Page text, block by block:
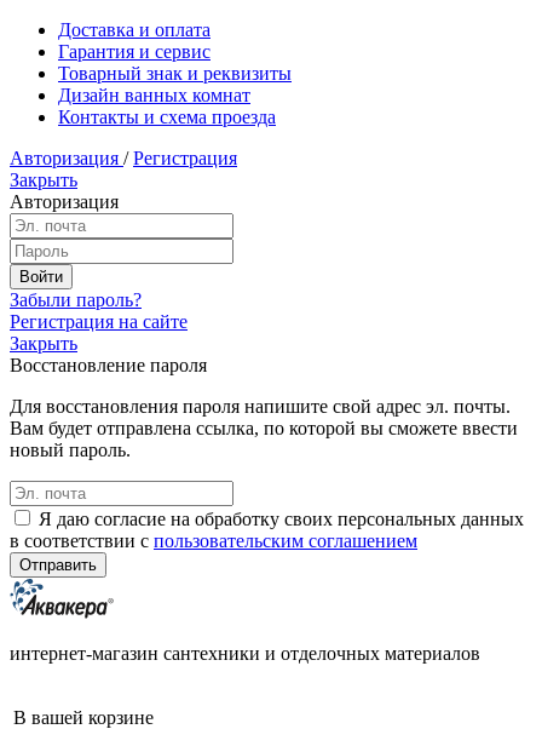
Доставка и оплата
Гарантия и сервис
Товарный знак и реквизиты
Дизайн ванных комнат
Контакты и схема проезда
Авторизация / Регистрация
Закрыть
Авторизация
Забыли пароль?
Регистрация на сайте
Закрыть
Восстановление пароля
Для восстановления пароля напишите свой адрес эл. почты.
Вам будет отправлена ссылка, по которой вы сможете ввести
новый пароль.
Я даю согласие на обработку своих персональных данных
в соответствии с пользовательским соглашением
интернет-магазин сантехники и отделочных материалов
В вашей корзине